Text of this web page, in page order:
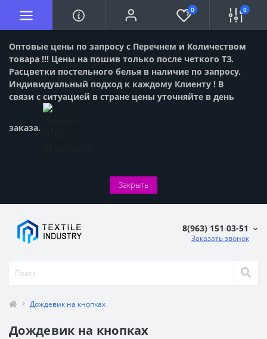
Оптовые цены по запросу с Перечнем и Количеством
товара !!! Цены на пошив только после четкого ТЗ.
Расцветки постельного белья в наличие по запросу.
Индивидуальный подход к каждому Клиенту ! В
связи с ситуацией в стране цены уточняйте в день
заказа.
Закрыть
0 0
8(963) 151 03-51
Заказать звонок
Дождевик на кнопках
Дождевик на кнопках